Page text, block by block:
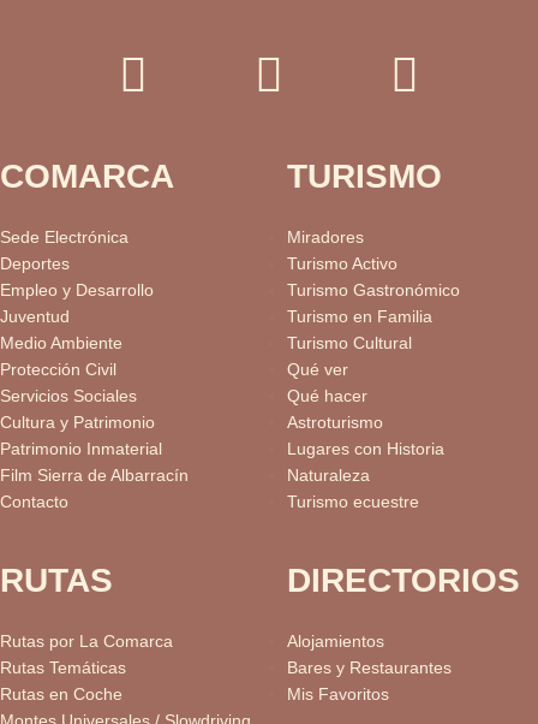
COMARCA
Sede Electrónica
Deportes
Empleo y Desarrollo
Juventud
Medio Ambiente
Protección Civil
Servicios Sociales
Cultura y Patrimonio
Patrimonio Inmaterial
Film Sierra de Albarracín
Contacto
RUTAS
Rutas por La Comarca
Rutas Temáticas
Rutas en Coche
Montes Universales / Slowdriving
TURISMO
Miradores
Turismo Activo
Turismo Gastronómico
Turismo en Familia
Turismo Cultural
Qué ver
Qué hacer
Astroturismo
Lugares con Historia
Naturaleza
Turismo ecuestre
DIRECTORIOS
Alojamientos
Bares y Restaurantes
Mis Favoritos